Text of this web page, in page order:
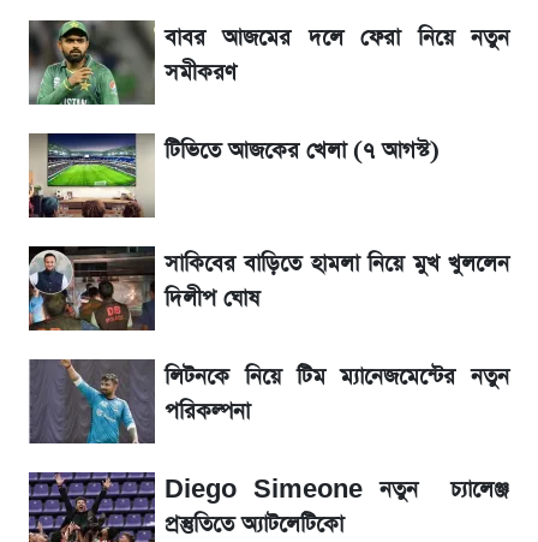
La Liga 2026-2027: সর্বশেষ পয়েন্ট টেবিল ও
খবর
সরকারি চাকরিজীবীদের জন্য বড় সুখবর!
শেখ হাসিনা, মামলা ও দেশে ফেরা নিয়ে খোলামেলা
সাকিব
Sirin Labs Finney: বাংলাদেশে এখন যত
টাকায় পাওয়া যায়
সূর্যগ্রহণের দিন আকাশে চোখ ধাঁধানো দৃশ্য, জেনে নিন
সময় ও স্থান
বাবর আজমের দলে ফেরা নিয়ে নতুন
সমীকরণ
টিভিতে আজকের খেলা (৭ আগস্ট)
সাকিবের বাড়িতে হামলা নিয়ে মুখ খুললেন
দিলীপ ঘোষ
লিটনকে নিয়ে টিম ম্যানেজমেন্টের নতুন
পরিকল্পনা
Diego Simeone নতুন চ্যালেঞ্জ
প্রস্তুতিতে অ্যাটলেটিকো